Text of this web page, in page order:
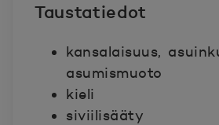
Taustatiedot
kansalaisuus,
asumismuoto
kieli
siviilisääty